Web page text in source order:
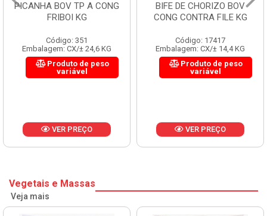
BIFE DE CHORIZO BOV
CONG CONTRA FILE KG
Código: 17417
Embalagem: CX/± 14,4 KG
Produto de peso
variável
VER PREÇO
BABY BEEF BOV CONG KG
Código: 17416
Embalagem: CX/± 14,4 KG
Produto de peso
variável
VER PREÇO
Vegetais e Massas
Veja mais